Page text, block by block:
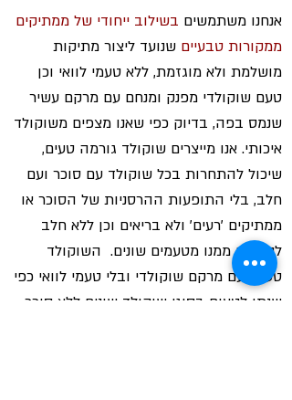
אנחנו משתמשים בשילוב ייחודי של ממתיקים
ממקורות טבעיים שנועד ליצור מתיקות
מושלמת ולא מוגזמת, ללא טעמי לוואי וכן
טעם שוקולדי מפנק ומנחם עם מרקם עשיר
שנמס בפה, בדיוק כפי שאנו מצפים משוקולד
איכותי. אנו מייצרים שוקולד גורמה טעים,
שיכול להתחרות בכל שוקולד עם סוכר ועם
חלב, בלי התופעות ההרסניות של הסוכר או
ממתיקים 'רעים' ולא בריאים וכן ללא חלב
לנמנעים ממנו מטעמים שונים. השוקולד
טעים, עם מרקם שוקולדי ובלי טעמי לוואי כפי
שנתן לטעום בסוגי שוקולד שונים ללא סוכר